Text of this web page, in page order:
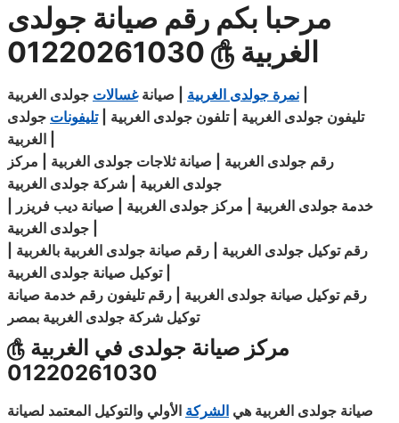
مرحبا بكم رقم صيانة جولدى
الغربية ௹
01220261030
نمرة جولدى الغربية | صيانةغسالات
تليفون جولدى الغربية | تلفون جولدى الغربية |تليفونات جولدى
رقم جولدى الغربية | صيانةثلاجات جولدى الغربية
مركز
جولدى الغربية | شركة جولدى الغربية
| خدمة جولدى الغربية | مركز جولدى الغربية | صيانة ديب فريزر
جولدى
رقم توكيل جولدى الغربية | رقم صيانة جولدى الغربية بالغربية |
توكيل صيانة جولدى الغربية
رقم توكيل صيانة جولدى الغربية | رقم تليفون رقم خدمة صيانة
توكيل شركة جولدى الغربية بمصر
مركز صيانة جولدى في الغربية ௹
01220261030
صيانة جولدى الغربية هي الشركة الأولي والتوكيل المعتمد لصيانة